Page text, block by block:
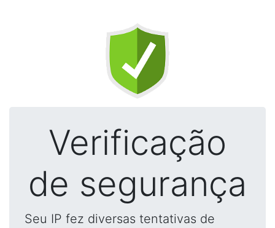
Verificação
de segurança
Seu IP fez diversas tentativas de